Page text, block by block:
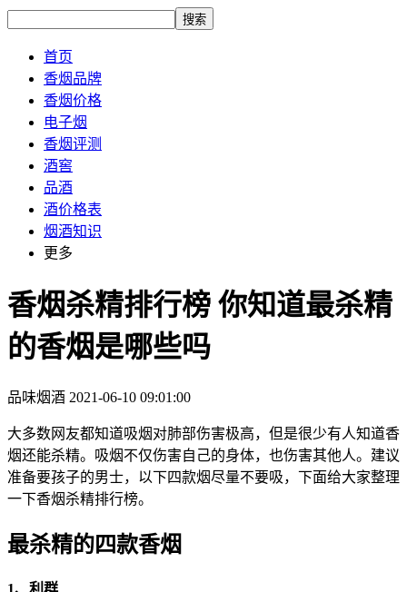
搜索
首页
香烟品牌
香烟价格
电子烟
香烟评测
酒窖
品酒
酒价格表
烟酒知识
更多
香烟杀精排行榜 你知道最杀精
的香烟是哪些吗
品味烟酒 2021-06-10 09:01:00
大多数网友都知道吸烟对肺部伤害极高，但是很少有人知道香
烟还能杀精。吸烟不仅伤害自己的身体，也伤害其他人。建议
准备要孩子的男士，以下四款烟尽量不要吸，下面给大家整理
一下香烟杀精排行榜。
最杀精的四款香烟
1、利群